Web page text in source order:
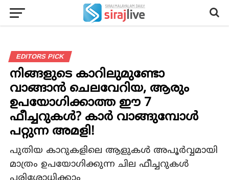
EDITORS PICK
നിങ്ങളുടെ കാറിലുമുണ്ടോ
വാങ്ങാൻ ചെലവേറിയ, ആരും
ഉപയോഗിക്കാത്ത ഈ 7
ഫീച്ചറുകൾ? കാർ വാങ്ങുമ്പോൾ
പറ്റുന്ന അമളി!
പുതിയ കാറുകളിലെ ആളുകൾ അപൂർവ്വമായി
മാത്രം ഉപയോഗിക്കുന്ന ചില ഫീച്ചറുകൾ